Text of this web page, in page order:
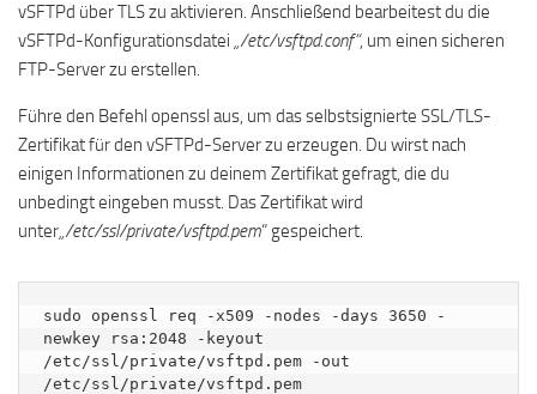
vSFTPd über TLS zu aktivieren. Anschließend bearbeitest du die
vSFTPd-Konfigurationsdatei „/etc/vsftpd.conf“, um einen sicheren
FTP-Server zu erstellen.
Führe den Befehl openssl aus, um das selbstsignierte SSL/TLS-
Zertifikat für den vSFTPd-Server zu erzeugen. Du wirst nach
einigen Informationen zu deinem Zertifikat gefragt, die du
unbedingt eingeben musst. Das Zertifikat wird
unter„/etc/ssl/private/vsftpd.pem“ gespeichert.
sudo openssl req -x509 -nodes -days 3650 -
newkey rsa:2048 -keyout
/etc/ssl/private/vsftpd.pem -out
/etc/ssl/private/vsftpd.pem